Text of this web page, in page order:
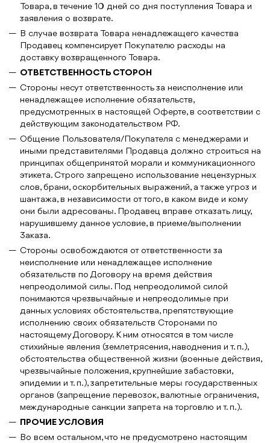
Товара, в течение 10 дней со дня поступления Товара и
заявления о возврате.
В случае возврата Товара ненадлежащего качества
Продавец компенсирует Покупателю расходы на
доставку возвращенного Товара.
ОТВЕТСТВЕННОСТЬ СТОРОН
Стороны несут ответственность за неисполнение или
ненадлежащее исполнение обязательств,
предусмотренных в настоящей Оферте, в соответствии с
действующим законодательством РФ.
Общение Пользователя/Покупателя с менеджерами и
иными представителями Продавца должно строиться на
принципах общепринятой морали и коммуникационного
этикета. Строго запрещено использование нецензурных
слов, брани, оскорбительных выражений, а также угроз и
шантажа, в независимости от того, в каком виде и кому
они были адресованы. Продавец вправе отказать лицу,
нарушившему данное условие, в приеме/выполнении
Заказа.
Стороны освобождаются от ответственности за
неисполнение или ненадлежащее исполнение
обязательств по Договору на время действия
непреодолимой силы. Под непреодолимой силой
понимаются чрезвычайные и непреодолимые при
данных условиях обстоятельства, препятствующие
исполнению своих обязательств Сторонами по
настоящему Договору. К ним относятся в том числе
стихийные явления (землетрясения, наводнения и т. п.),
обстоятельства общественной жизни (военные действия,
чрезвычайные положения, крупнейшие забастовки,
эпидемии и т. п.), запретительные меры государственных
органов (запрещение перевозок, валютные ограничения,
международные санкции запрета на торговлю и т. п.).
ПРОЧИЕ УСЛОВИЯ
Во всем остальном, что не предусмотрено настоящим